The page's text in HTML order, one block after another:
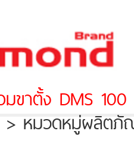
ขาตั้ง DMS 100
> หมวดหมู่ผลิตภั